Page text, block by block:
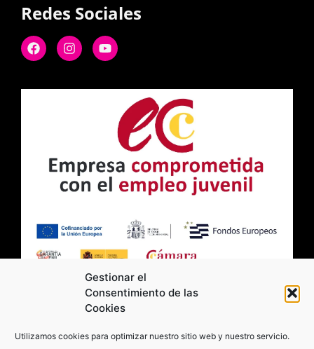
Gestionar el
Consentimiento de las
Cookies
Utilizamos cookies para optimizar nuestro sitio web y nuestro servicio.
Redes Sociales
2026 Moviltick technologies. Todos los